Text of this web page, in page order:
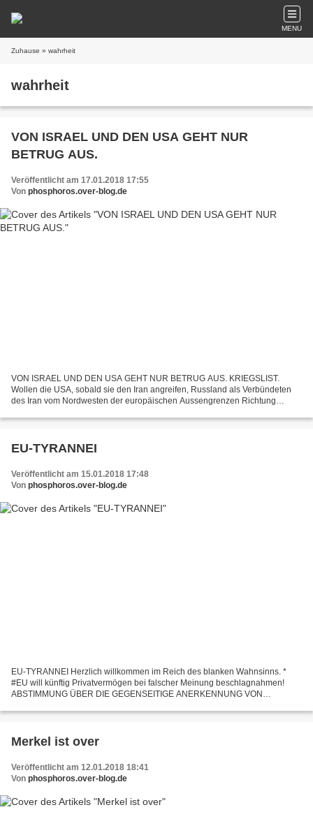
MENU
Zuhause » wahrheit
wahrheit
VON ISRAEL UND DEN USA GEHT NUR
BETRUG AUS.
Veröffentlicht am 17.01.2018 17:55
Von phosphoros.over-blog.de
VON ISRAEL UND DEN USA GEHT NUR BETRUG AUS. KRIEGSLIST.
Wollen die USA, sobald sie den Iran angreifen, Russland als Verbündeten
des Iran vom Nordwesten der europäischen Aussengrenzen Richtung
EU-TYRANNEI
Veröffentlicht am 15.01.2018 17:48
Von phosphoros.over-blog.de
EU-TYRANNEI Herzlich willkommen im Reich des blanken Wahnsinns. *
#EU will künftig Privatvermögen bei falscher Meinung beschlagnahmen!
ABSTIMMUNG ÜBER DIE GEGENSEITIGE ANERKENNUNG VON
juristische Grundentwurf...
Merkel ist over
Veröffentlicht am 12.01.2018 18:41
Von phosphoros.over-blog.de